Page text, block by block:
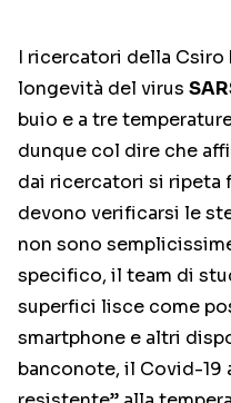
I ricercatori della
longevità del virus
buio e a tre
dunque col dire che
dai ricercatori si ripeta
devono verificarsi le
non sono
specifico, il team di
superfici lisce come
smartphone e altri
banconote, il Covid-19